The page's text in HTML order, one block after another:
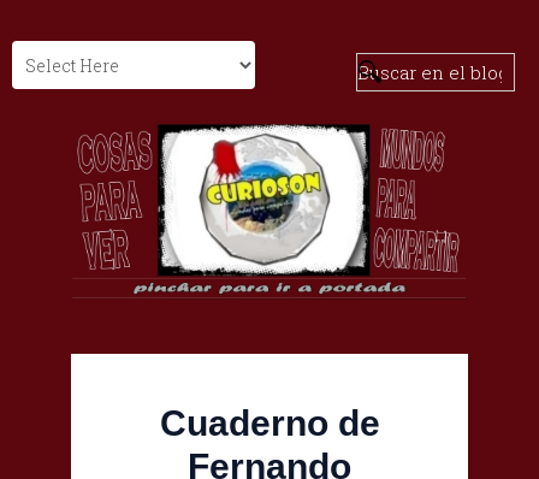
Cuaderno de
Fernando